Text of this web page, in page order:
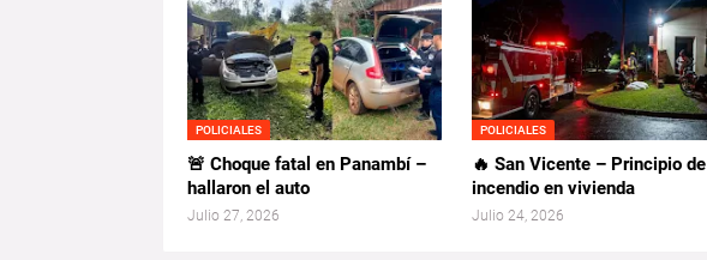
POLICIALES
🚨 Choque fatal en Panambí –
hallaron el auto
Julio 27, 2026
POLICIALES
🔥 San Vicente – Principio de
incendio en vivienda
Julio 24, 2026